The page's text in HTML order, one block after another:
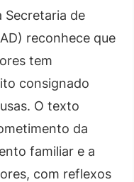
Secretaria de
reconhece que
tem
consignado
O texto
da
familiar e a
com reflexos